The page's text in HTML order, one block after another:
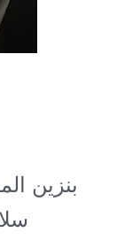
بنزين الممشى: 670